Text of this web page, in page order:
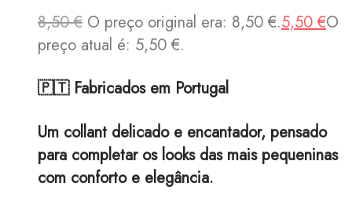
8,50€ O preço original era: 8,50 €.5,50 €O
preço atual é: 5,50 €.
🇵🇹 Fabricados em Portugal
Um collant delicado e encantador, pensado
para completar os looks das mais pequeninas
com conforto e elegância.